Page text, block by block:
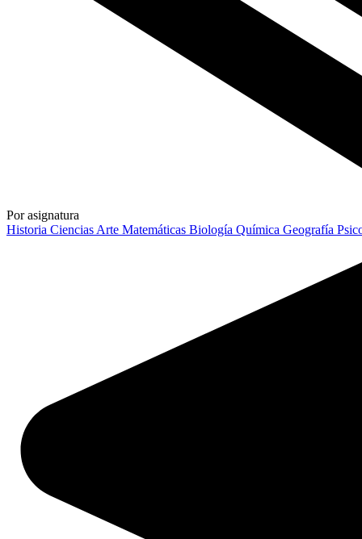
Por asignatura
Historia Ciencias Arte Matemáticas Biología Química Geografía